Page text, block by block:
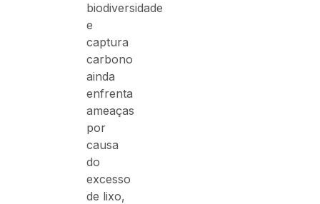
biodiversidade
e
captura
carbono
ainda
enfrenta
ameaças
por
causa
do
excesso
de lixo,